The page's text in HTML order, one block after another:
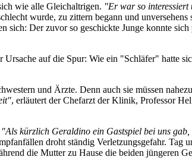
wie alle Gleichaltrigen. "Er war so
wurde, zu zittern begann und
Der zuvor so geschickte Junge konnte
auf die Spur: Wie ein "Schläfer" hatte
und Ärzte. Denn auch sie müssen
, erläutert der Chefarzt der Klinik, Professor
"Als kürzlich Geraldino ein Gastspiel bei uns
droht ständig Verletzungsgefahr.
die Mutter zu Hause die beiden jüngeren